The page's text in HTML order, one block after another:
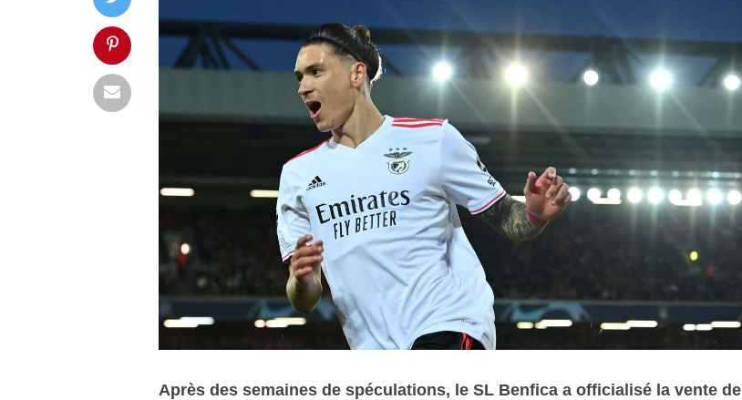
Après des semaines de spéculations, le SL Benfica a officialisé la vente de